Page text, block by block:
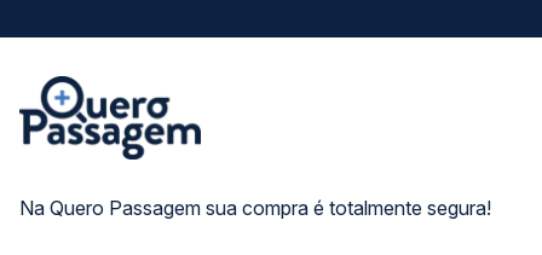
Na Quero Passagem sua compra é totalmente segura!